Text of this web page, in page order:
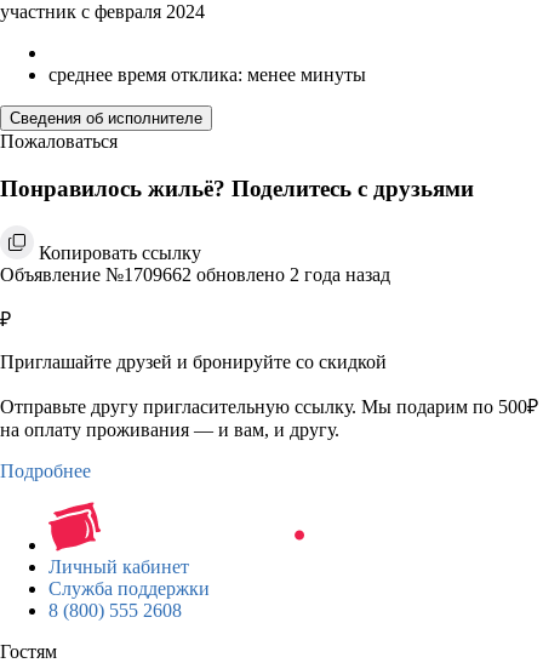
участник с февраля 2024
среднее время отклика: менее минуты
Сведения об исполнителе
Пожаловаться
Понравилось жильё? Поделитесь с друзьями
Копировать ссылку
Объявление №1709662 обновлено 2 года назад
₽
Приглашайте друзей и бронируйте со скидкой
Отправьте другу пригласительную ссылку. Мы подарим по 500₽
на оплату проживания — и вам, и другу.
Подробнее
Личный кабинет
Служба поддержки
8 (800) 555 2608
Гостям